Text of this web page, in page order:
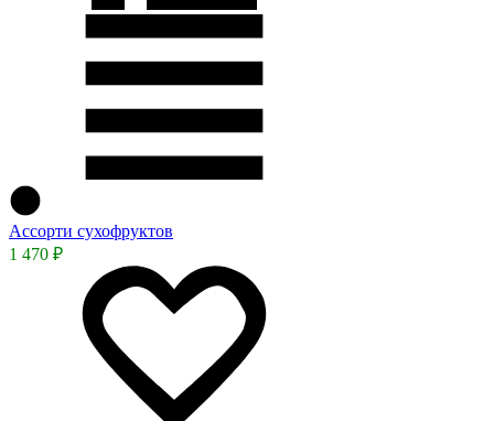
Ассорти сухофруктов
1 470 ₽